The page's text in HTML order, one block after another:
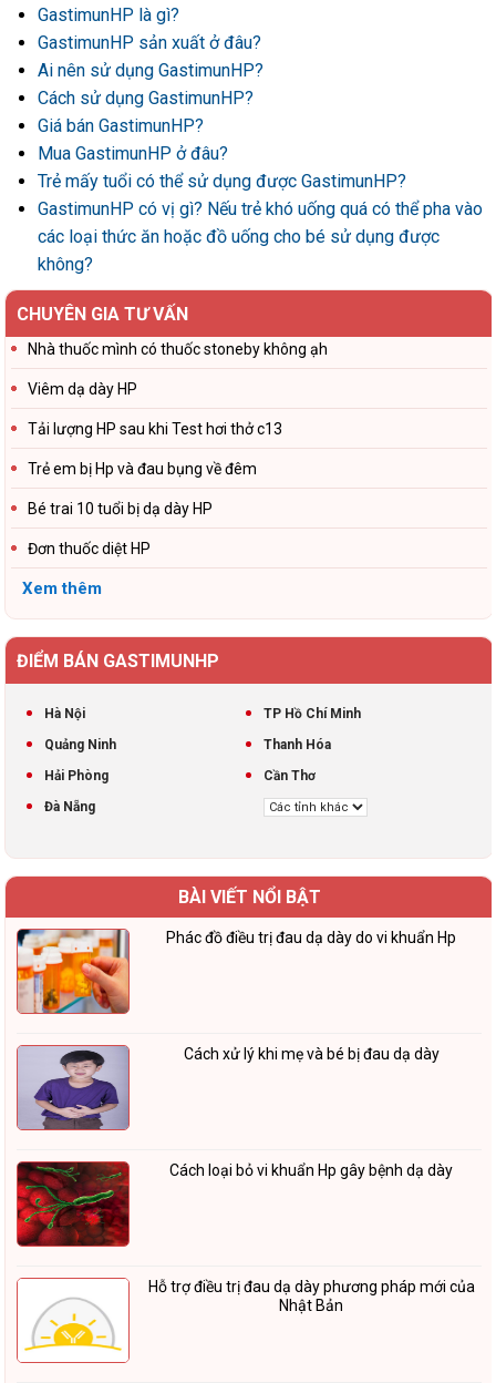
GastimunHP là gì?
GastimunHP sản xuất ở đâu?
Ai nên sử dụng GastimunHP?
Cách sử dụng GastimunHP?
Giá bán GastimunHP?
Mua GastimunHP ở đâu?
Trẻ mấy tuổi có thể sử dụng được GastimunHP?
GastimunHP có vị gì? Nếu trẻ khó uống quá có thể pha vào
các loại thức ăn hoặc đồ uống cho bé sử dụng được
không?
CHUYÊN GIA TƯ VẤN
Nhà thuốc mình có thuốc stoneby không ạh
Viêm dạ dày HP
Tải lượng HP sau khi Test hơi thở c13
Trẻ em bị Hp và đau bụng về đêm
Bé trai 10 tuổi bị dạ dày HP
Đơn thuốc diệt HP
Xem thêm
ĐIỂM BÁN GASTIMUNHP
Hà Nội
TP Hồ Chí Minh
Quảng Ninh
Thanh Hóa
Hải Phòng
Cần Thơ
Đà Nẵng
BÀI VIẾT NỔI BẬT
Phác đồ điều trị đau dạ dày do vi khuẩn Hp
Cách xử lý khi mẹ và bé bị đau dạ dày
Cách loại bỏ vi khuẩn Hp gây bệnh dạ dày
Hỗ trợ điều trị đau dạ dày phương pháp mới của
Nhật Bản